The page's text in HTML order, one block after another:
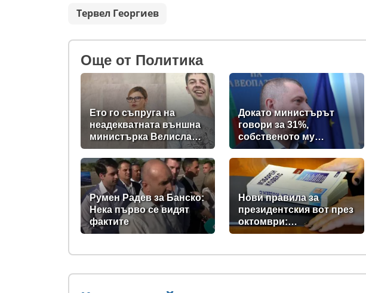
Тервел Георгиев
Oще от Политика
Ето го съпруга на
неадекватната външна
министърка Велислава
Петрова
Докато министърът
говори за 31%,
собственото му
държавно дружество е
на 58% - крадецът вика
дръжте крадеца
Румен Радев за Банско:
Нека първо се видят
фактите
Нови правила за
президентския вот през
октомври:
Парламентът прие
кодекс